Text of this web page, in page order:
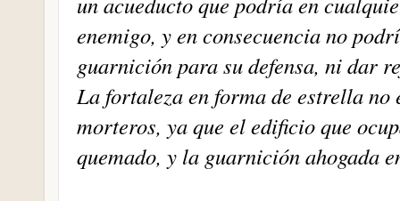
enemigo, y en consecuencia no
guarnición para su defensa, ni dar
La fortaleza en forma de estrella no
morteros, ya que el edificio que
quemado, y la guarnición ahogada